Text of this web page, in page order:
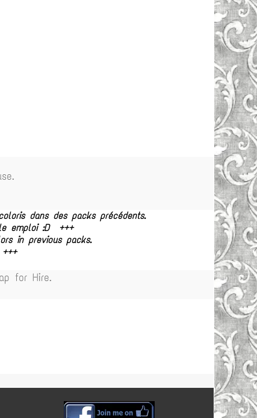
dans des packs précédents.
emploi :D +++
in previous packs.
for Hire.